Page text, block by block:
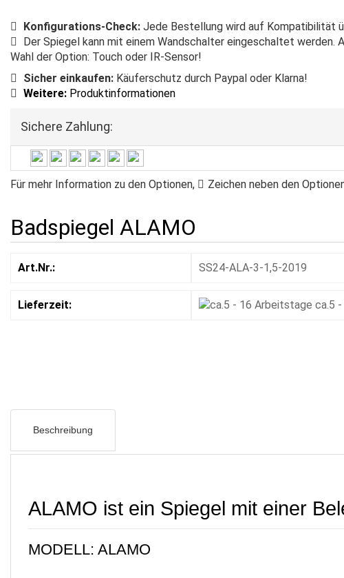
Konfigurations-Check: Jede Bestellung wird auf Kompatibilität
Der Spiegel kann mit einem Wandschalter eingeschaltet werden.
Wahl der Option: Touch oder IR-Sensor!
Sicher einkaufen: Käuferschutz durch Paypal oder Klarna!
Weitere: Produktinformationen
Sichere Zahlung:
Für mehr Information zu den Optionen, Zeichen neben den
Badspiegel ALAMO
Art.Nr.: SS24-ALA-3-1,5-2019
Lieferzeit: ca.5
Beschreibung
ALAMO ist ein Spiegel mit einer
MODELL: ALAMO